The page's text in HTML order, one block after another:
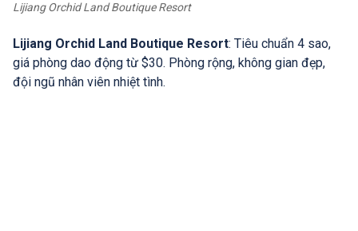
Lijiang Orchid Land Boutique Resort
Lijiang Orchid Land Boutique Resort: Tiêu chuẩn 4 sao,
giá phòng dao động từ $30. Phòng rộng, không gian đẹp,
đội ngũ nhân viên nhiệt tình.